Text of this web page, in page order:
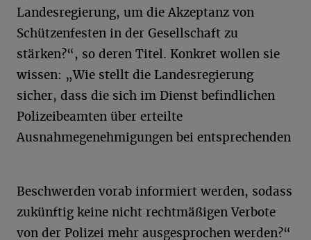
Landesregierung, um die Akzeptanz von
Schützenfesten in der Gesellschaft zu
stärken?“, so deren Titel. Konkret wollen sie
wissen: „Wie stellt die Landesregierung
sicher, dass die sich im Dienst befindlichen
Polizeibeamten über erteilte
Ausnahmegenehmigungen bei entsprechenden
Beschwerden vorab informiert werden, sodass
zukünftig keine nicht rechtmäßigen Verbote
von der Polizei mehr ausgesprochen werden?“